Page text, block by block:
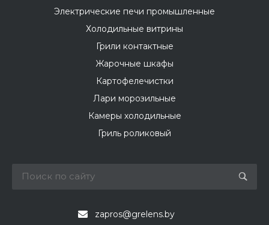
Электрические печи промышленные
Холодильные витрины
Грили контактные
Жарочные шкафы
Картофелечистки
Лари морозильные
Камеры холодильные
Гриль роликовый
zapros@grelens.by